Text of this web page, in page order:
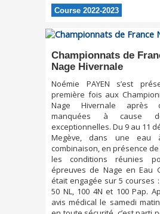
Course 2022-2023
Championnats de
Nage Hivernale
Noémie PAYEN s’est
première fois aux
Nage Hivernale après
manquées à cause
exceptionnelles. Du 9 au 11
Megève, dans une eau
combinaison, en présence
les conditions réunies
épreuves de Nage en Eau
était engagée sur 5 courses :
50 NL, 100 4N et 100 Pap.
avis médical le samedi